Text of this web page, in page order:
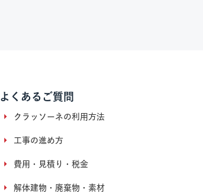
よくあるご質問
クラッソーネの利用方法
工事の進め方
費用・見積り・税金
解体建物・廃棄物・素材